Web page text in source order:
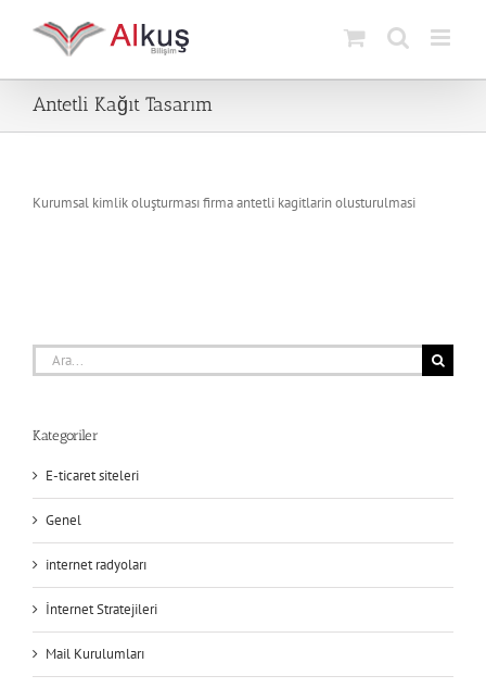
Antetli Kağıt Tasarım
Kurumsal kimlik oluşturması firma antetli kagitlarin olusturulmasi
Ara:
Kategoriler
E-ticaret siteleri
Genel
internet radyoları
İnternet Stratejileri
Mail Kurulumları